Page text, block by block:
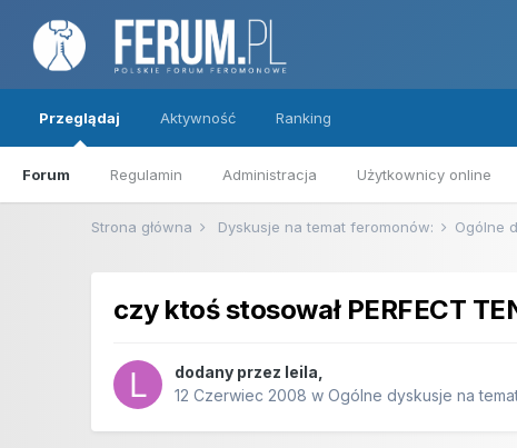
Przeglądaj
Forum Regulamin Administracja Użytkownicy online
Aktywność Ranking
Strona główna Dyskusje na temat feromonów: Ogólne
czy ktoś stosował PERFECT
dodany przez leila
12 Czerwiec 2008 wOgólne dyskusje na